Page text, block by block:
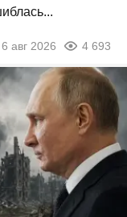
6 авг 2026 4 693